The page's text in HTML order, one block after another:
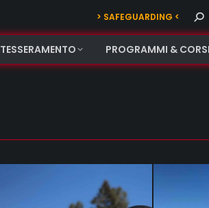
> SAFEGUARDING <
TESSERAMENTO PROGRAMMI & CORSI